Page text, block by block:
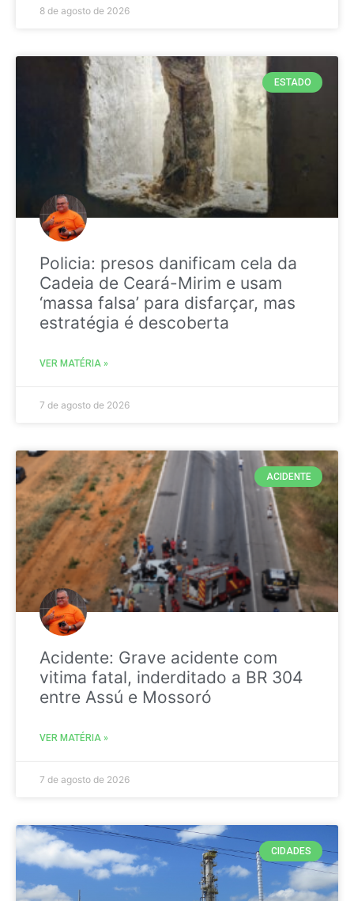
8 de agosto de 2026
ESTADO
Policia: presos danificam cela da
Cadeia de Ceará-Mirim e usam
‘massa falsa’ para disfarçar, mas
estratégia é descoberta
VER MATÉRIA »
7 de agosto de 2026
ACIDENTE
Acidente: Grave acidente com
vitima fatal, inderditado a BR 304
entre Assú e Mossoró
VER MATÉRIA »
7 de agosto de 2026
CIDADES